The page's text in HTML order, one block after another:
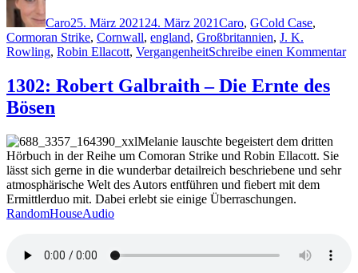
Caro25. März 2021 24. März 2021Caro, GCold Case,
Cormoran Strike, Cornwall, england, Großbritannien, J. K.
Rowling, Robin Ellacott, VergangenheitSchreibe einen Kommentarzu
1302: Robert Galbraith – Die Ernte des
Bösen
Melanie lauschte begeistert dem dritten
Hörbuch in der Reihe um Comoran Strike und Robin Ellacott. Sie
lässt sich gerne in die wunderbar detailreich beschriebene und sehr
atmosphärische Welt des Autors entführen und fiebert mit dem
Ermittlerduo mit. Dabei erlebt sie einige Überraschungen.
RandomHouseAudio